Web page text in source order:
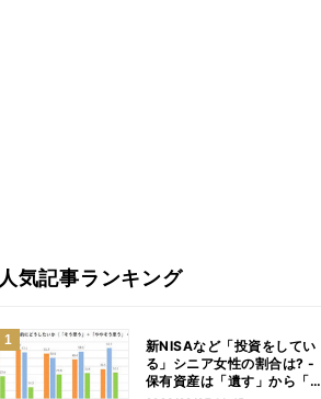
人気記事ランキング
新NISAなど「投資をしてい
る」シニア女性の割合は? -
保有資産は「遺す」から「使